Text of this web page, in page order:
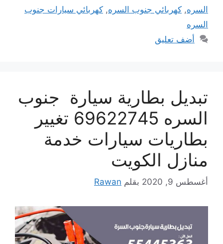
السره, كهربائي جنوب السره, كهربائي سيارات جنوب
السره
أضف تعليق
تبديل بطارية سيارة جنوب
السره 69622745 تغيير
بطاريات سيارات خدمة
منازل الكويت
أغسطس 9, 2020 بقلم Rawan